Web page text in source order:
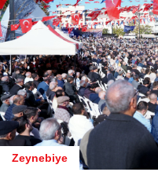
Zeynebiye